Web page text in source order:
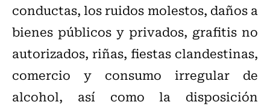
conductas, los ruidos molestos, daños a
bienes públicos y privados, grafitis no
autorizados, riñas, fiestas clandestinas,
comercio y consumo irregular de
alcohol, así como la disposición